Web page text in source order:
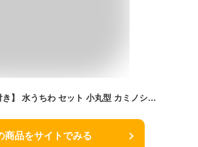
【名入れ無料の台座付き】 水うちわ セット 小丸型 カミノシゴト 家田紙工 雁皮紙 手漉き和紙 母の日 父の日 プレゼント 贈り物 父の日 母の日 敬老の日 お中元 誕生日 長寿祝い 日本製 Made in japan 岐阜 伝統工芸 民藝 丁寧な暮らし
商品をサイトでみる